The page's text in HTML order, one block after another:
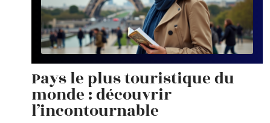
Pays le plus touristique du
monde : découvrir
l’incontournable